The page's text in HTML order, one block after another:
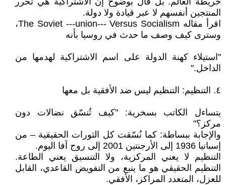
المنتجين أنفسهم لا عبر قيادة ولا دولة.
اقرأ مقاله The Soviet ---union--- Versus Socialism،
وسترى كيف وصف ما حدث في روسيا بأنه
"استيلاء كهنة الدولة على اسم الاشتراكية لهدمها من
الداخل."
٤. التنظيم: التنظيم ليس ضد الأفقية بل معها
يتساءل الكاتب بسخرية: "كيف تُنسّق نضالات دون
مركز؟"
والإجابة ببساطة: كما نُسّقت كل الثورات الحقيقية – من
إسبانيا 1936 إلى الأرجنتين 2001 إلى روج آفا اليوم.
التنظيم لا يعني المركزية، ولا التنسيق يعني الطاعة.
التنظيم الحقيقي هو ما ينبع من التفويض القاعدي، القابل
للعزل، المتعدد المراكز، الأفقي.